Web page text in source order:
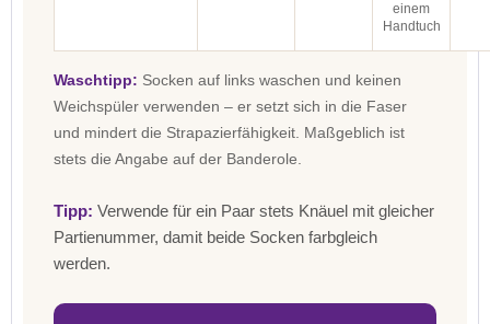
einem
Handtuch
Waschtipp: Socken auf links waschen und keinen
Weichspüler verwenden – er setzt sich in die Faser
und mindert die Strapazierfähigkeit. Maßgeblich ist
stets die Angabe auf der Banderole.
Tipp: Verwende für ein Paar stets Knäuel mit gleicher
Partienummer, damit beide Socken farbgleich
werden.